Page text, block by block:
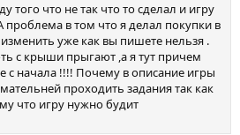
того что не так что то сделал и игру
проблема в том что я делал покупки в
уже как вы пишете нельзя .
с крыши прыгают ,а я тут причем
с начала !!!! Почему в описание игры
проходить задания так как
что игру нужно будит